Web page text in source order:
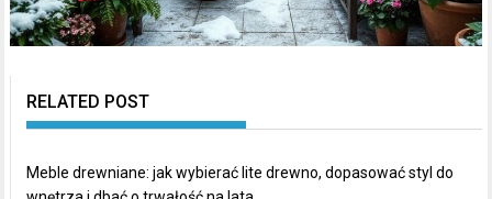
RELATED POST
Meble drewniane: jak wybierać lite drewno, dopasować styl do